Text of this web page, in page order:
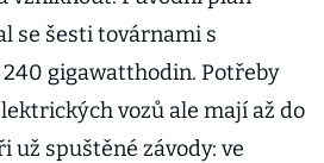
se šesti továrnami s
gigawatthodin. Potřeby
vozů ale mají až do
spuštěné závody: ve